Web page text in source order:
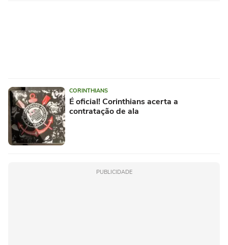
CORINTHIANS
É oficial! Corinthians acerta a
contratação de ala
PUBLICIDADE